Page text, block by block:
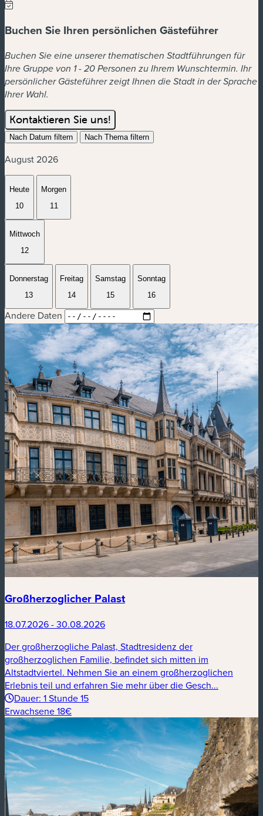
Buchen Sie Ihren persönlichen Gästeführer
Buchen Sie eine unserer thematischen Stadtführungen für
Ihre Gruppe von 1 - 20 Personen zu Ihrem Wunschtermin. Ihr
persönlicher Gästeführer zeigt Ihnen die Stadt in der Sprache
Ihrer Wahl.
Kontaktieren Sie uns!
Nach Datum filtern Nach Thema filtern
August 2026
Heute
10
Morgen
11
Mittwoch
12
Donnerstag
13
Freitag
14
Samstag
15
Sonntag
16
Andere Daten
Großherzoglicher Palast
18.07.2026 - 30.08.2026
Der großherzogliche Palast, Stadtresidenz der
großherzoglichen Familie, befindet sich mitten im
Altstadtviertel. Nehmen Sie an einem großherzoglichen
Erlebnis teil und erfahren Sie mehr über die Gesch...
Dauer: 1 Stunde 15
Erwachsene 18€